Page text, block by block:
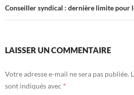
Conseiller syndical : dernière limite pour
LAISSER UN COMMENTAIRE
Votre adresse e-mail ne sera pas publiée.
sont indiqués avec *